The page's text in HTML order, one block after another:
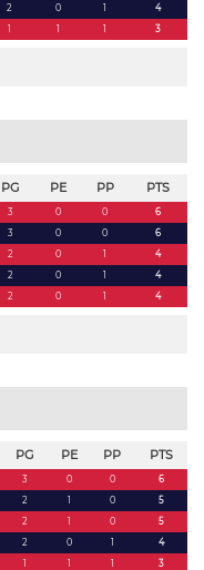
2 0 1
4
1 1 1 3
PG PE PP PTS
3 0 0
6
3 0 0
6
2 0 1
4
2 0 1
4
2 0 1 4
PG PE PP PTS
3 0 0
6
2 1 0
5
2 1 0
5
2 0 1
4
1 1 1 3